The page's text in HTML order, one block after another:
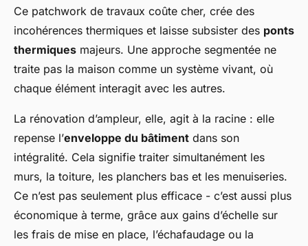
Ce patchwork de travaux coûte cher, crée des
incohérences thermiques et laisse subsister des ponts
thermiques majeurs. Une approche segmentée ne
traite pas la maison comme un système vivant, où
chaque élément interagit avec les autres.
La rénovation d’ampleur, elle, agit à la racine : elle
repense l’enveloppe du bâtiment dans son
intégralité. Cela signifie traiter simultanément les
murs, la toiture, les planchers bas et les menuiseries.
Ce n’est pas seulement plus efficace - c’est aussi plus
économique à terme, grâce aux gains d’échelle sur
les frais de mise en place, l’échafaudage ou la